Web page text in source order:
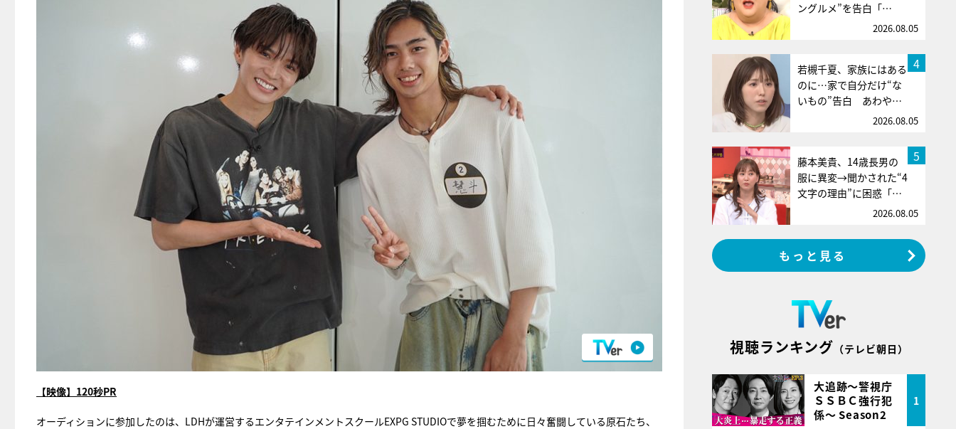
【映像】120秒PR
オーディションに参加したのは、LDHが運営するエンタテインメントスクールEXPG STUDIOで夢を掴むために日々奮闘している原石たち、
ングルメ”を告白「…
2026.08.05
4
若槻千夏、家族にはある
のに…家で自分だけ“な
いもの”告白 あわや…
2026.08.05
5
藤本美貴、14歳長男の
服に異変→聞かされた“4
文字の理由”に困惑「…
2026.08.05
もっと見る
視聴ランキング （テレビ朝日）
大追跡～警視庁
ＳＳＢＣ強行犯
係～ Season2
1